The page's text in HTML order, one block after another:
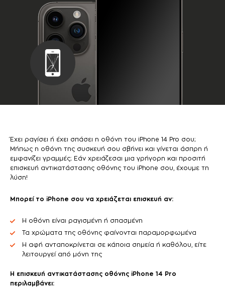
Έχει ραγίσει ή έχει σπάσει η οθόνη του iPhone 14 Pro σου;
Μήπως η οθόνη της συσκευή σου σβήνει και γίνεται άσπρη ή
εμφανίζει γραμμές; Εάν χρειάζεσαι μια γρήγορη και προσιτή
επισκευή αντικατάστασης οθόνης του iPhone σου, έχουμε τη
λύση!
Μπορεί το iPhone σου να χρειάζεται επισκευή αν:
Η οθόνη είναι ραγισμένη ή σπασμένη
Τα χρώματα της οθόνης φαίνονται παραμορφωμένα
Η αφή ανταποκρίνεται σε κάποια σημεία ή καθόλου, είτε
λειτουργεί από μόνη της
Η επισκευή αντικατάστασης οθόνης iPhone 14 Pro
περιλαμβάνει: